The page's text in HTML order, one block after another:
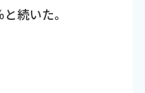
続いた。